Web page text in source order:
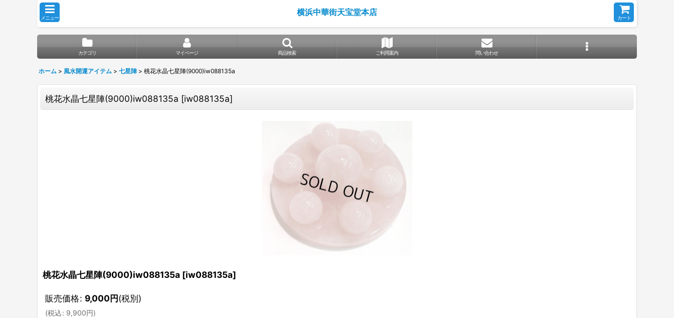
メニュー
横浜中華街天宝堂本店
カート
カテゴリ マイページ 商品検索 ご利用案内 問い合わせ
ホーム > 風水開運アイテム > 七星陣 > 桃花水晶七星陣(9000)iw088135a
桃花水晶七星陣(9000)iw088135a [iw088135a]
桃花水晶七星陣(9000)iw088135a [iw088135a]
販売価格: 9,000円(税別)
(税込: 9,900円)